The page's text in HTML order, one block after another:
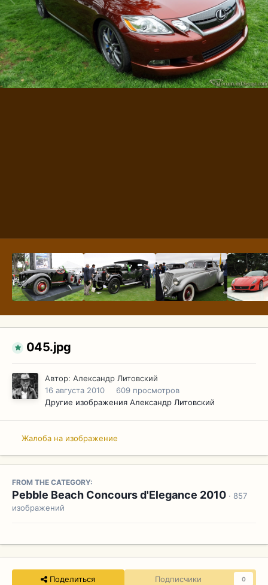
045.jpg
Автор: Александр Литовский
16 августа 2010
609 просмотров
Другие изображения Александр Литовский
Жалоба на изображение
FROM THE CATEGORY:
Pebble Beach Concours d'Elegance 2010 · 857
изображений
Поделиться Подписчики 0